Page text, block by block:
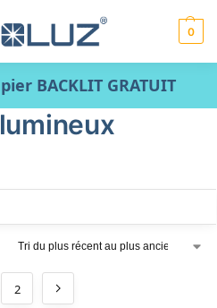
0
BACKLIT GRATUIT
2